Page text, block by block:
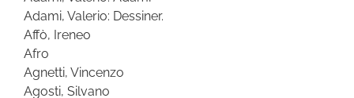
Adami, Valerio: Dessiner.
Affò, Ireneo
Afro
Agnetti, Vincenzo
Agosti, Silvano